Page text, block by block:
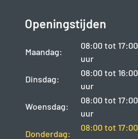
Openingstijden
Maandag:
08:00 tot 17:00
uur
Dinsdag:
08:00 tot 16:00
uur
Woensdag:
08:00 tot 17:00
uur
Donderdag:
08:00 tot 17:00